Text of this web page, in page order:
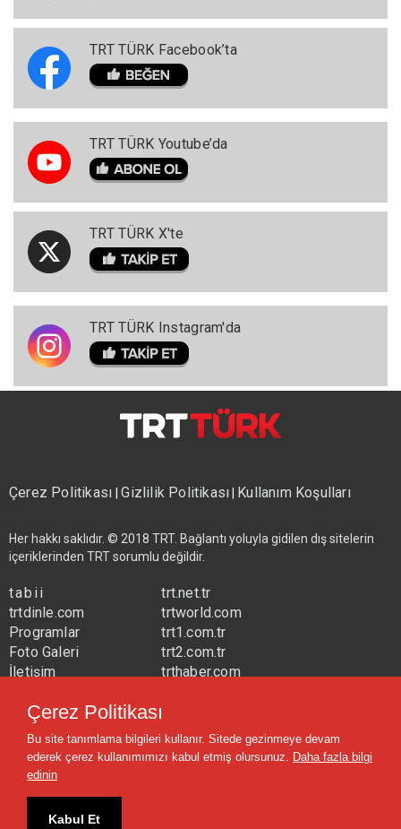
TRT TÜRK Facebook’ta
TRT TÜRK Youtube’da
TRT TÜRK X'te
TRT TÜRK Instagram'da
Çerez Politikası|Gizlilik Politikası| Kullanım Koşulları
Her hakkı saklıdır. © 2018 TRT. Bağlantı yoluyla gidilen dış sitelerin
içeriklerinden TRT sorumlu değildir.
tabii
trtdinle.com
Programlar
Foto Galeri
İletişim
trt.net.tr
trtworld.com
trt1.com.tr
trt2.com.tr
trthaber.com
trtavaz.com.tr
trtmuzik.net.tr
trtcocuk.net.tr
Çerez Politikası
Bu site tanımlama bilgileri kullanır. Sitede gezinmeye devam
ederek çerez kullanımımızı kabul etmiş olursunuz. Daha fazla bilgi
edinin
Kabul Et